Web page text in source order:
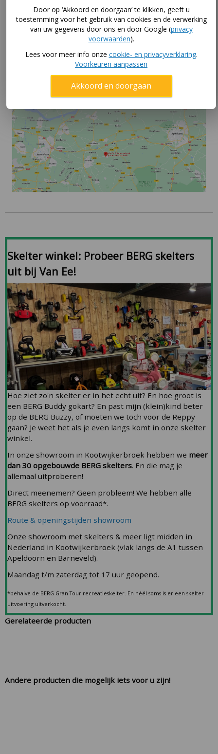
Skelter uitproberen in winkel
Gelukkig is dat uitproberen geen probleem in onze
skelterwinkel in Kootwijkerbroek! We hebben alle
formaten BERG skelters opgebouwd staan. En die mag
je allemaal testen. Dus rij gerust even met je kind naar
buiten, dan kun je echt goed zien hoe je de skelter
Skelter winkel: Probeer BERG skelters
uit bij Van Ee!
Hoe ziet zo'n skelter er in het echt uit? En hoe groot is
een BERG Buddy gokart? En past mijn (klein)kind beter
op de BERG Buzzy, of moeten we toch voor de Reppy
gaan? Je weet het als je even langs komt in onze skelter
winkel.
In onze showroom in Kootwijkerbroek hebben we meer
dan 30 opgebouwde BERG skelters. En die mag je
allemaal uitproberen!
Direct meenemen? Geen probleem! We hebben alle
BERG skelters op voorraad*.
Route & openingstijden showroom
Onze showroom met skelters & meer ligt midden in
Nederland in Kootwijkerbroek (vlak langs de A1 tussen
Apeldoorn en Barneveld).
Maandag t/m zaterdag tot 17 uur geopend.
*behalve de BERG Gran Tour recreatieskelter. En héél soms is er een skelter
uitvoering uitverkocht.
Gerelateerde producten
Andere producten die mogelijk iets voor u zijn!
Door op ‘Akkoord en doorgaan’ te klikken, geeft u
toestemming voor het gebruik van cookies en de verwerking
van uw gegevens door ons en door Google (privacy
voorwaarden).
Lees voor meer info onze cookie- en privacyverklaring.
Voorkeuren aanpassen
Akkoord en doorgaan